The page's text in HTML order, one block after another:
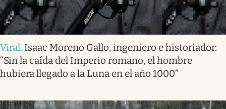
Viral. Isaac Moreno Gallo, ingeniero e historiador:
“Sin la caída del Imperio romano, el hombre
hubiera llegado a la Luna en el año 1000”